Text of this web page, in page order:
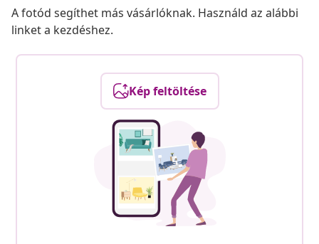
A fotód segíthet más vásárlóknak. Használd az alábbi
linket a kezdéshez.
Kép feltöltése